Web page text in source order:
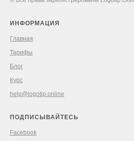
ИНФОРМАЦИЯ
Главная
Тарифы
Блог
Курс
help@logotip.online
ПОДПИСЫВАЙТЕСЬ
Facebook